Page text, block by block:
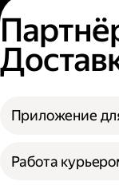
Приложение
Работа